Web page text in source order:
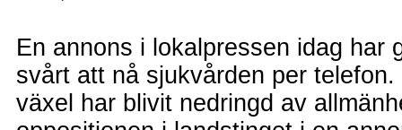
En annons i lokalpressen idag har
svårt att nå sjukvården per
växel har blivit nedringd av